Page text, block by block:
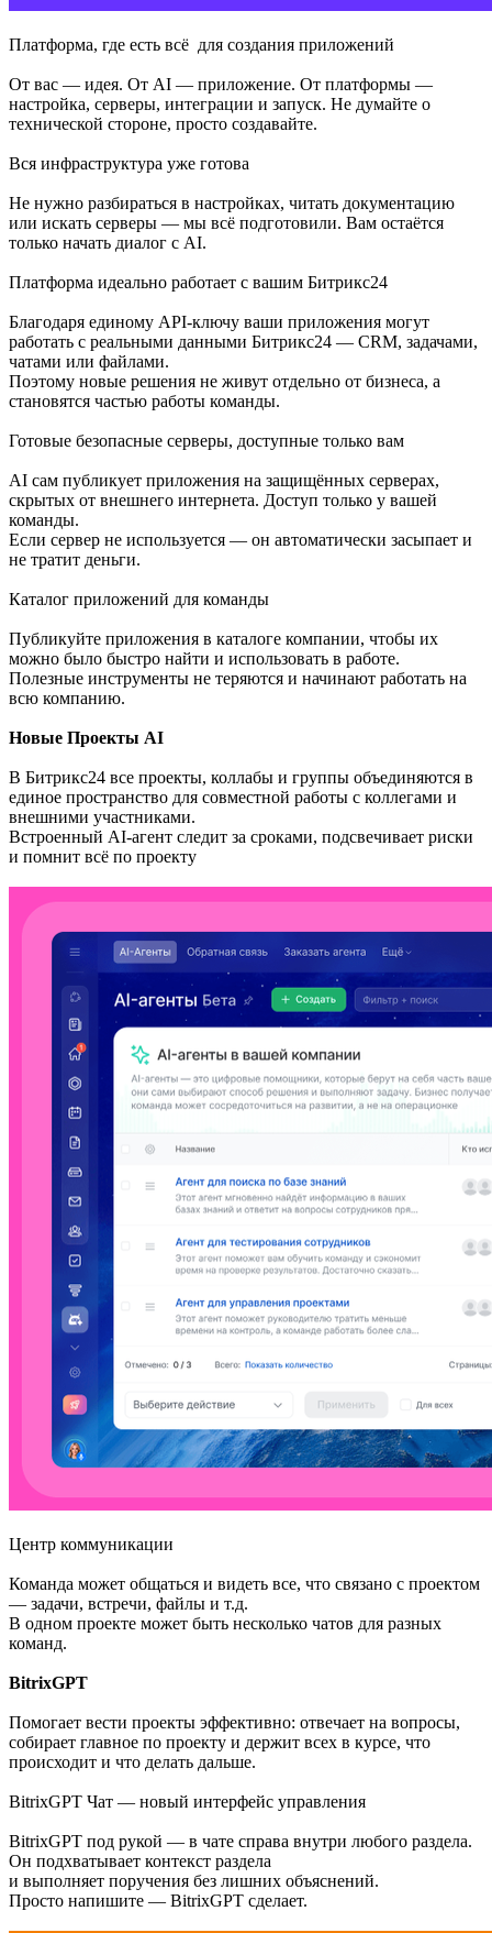
Платформа, где есть всё для создания приложений
От вас — идея. От AI — приложение. От платформы —
настройка, серверы, интеграции и запуск. Не думайте о
технической стороне, просто создавайте.
Вся инфраструктура уже готова
Не нужно разбираться в настройках, читать документацию
или искать серверы — мы всё подготовили. Вам остаётся
только начать диалог с AI.
Платформа идеально работает с вашим Битрикс24
Благодаря единому API-ключу ваши приложения могут
работать с реальными данными Битрикс24 — CRM, задачами,
чатами или файлами.
Поэтому новые решения не живут отдельно от бизнеса, а
становятся частью работы команды.
Готовые безопасные серверы, доступные только вам
AI сам публикует приложения на защищённых серверах,
скрытых от внешнего интернета. Доступ только у вашей
команды.
Если сервер не используется — он автоматически засыпает и
не тратит деньги.
Каталог приложений для команды
Публикуйте приложения в каталоге компании, чтобы их
можно было быстро найти и использовать в работе.
Полезные инструменты не теряются и начинают работать на
всю компанию.
Новые Проекты AI
В Битрикс24 все проекты, коллабы и группы объединяются в
единое пространство для совместной работы с коллегами и
внешними участниками.
Встроенный AI-агент следит за сроками, подсвечивает риски
и помнит всё по проекту
Центр коммуникации
Команда может общаться и видеть все, что связано с проектом
— задачи, встречи, файлы и т.д.
В одном проекте может быть несколько чатов для разных
команд.
BitrixGPT
Помогает вести проекты эффективно: отвечает на вопросы,
собирает главное по проекту и держит всех в курсе, что
происходит и что делать дальше.
BitrixGPT Чат — новый интерфейс управления
BitrixGPT под рукой — в чате справа внутри любого раздела.
Он подхватывает контекст раздела
и выполняет поручения без лишних объяснений.
Просто напишите — BitrixGPT сделает.